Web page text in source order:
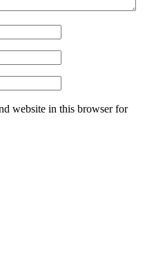
website in this browser for